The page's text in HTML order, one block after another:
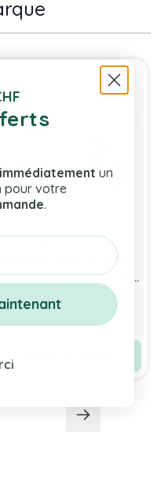
Porteur En bois
Souris de Moulin Roty,
Petite Fille 1 an,
Livraison Gratuite,
en ligne Suisse
immédiatement un
pour votre
.